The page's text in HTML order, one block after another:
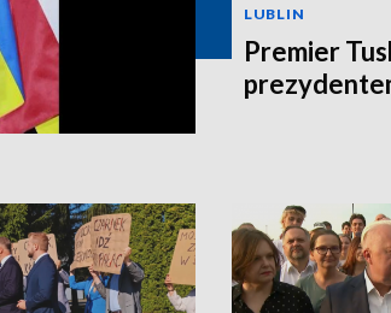
LUBLIN
Premier